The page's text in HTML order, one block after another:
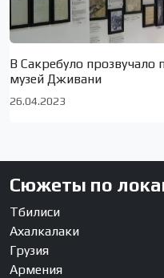
В Сакребуло
музей Дживани
26.04.2023
Сюжеты по
Тбилиси
Ахалкалаки
Грузия
Армения